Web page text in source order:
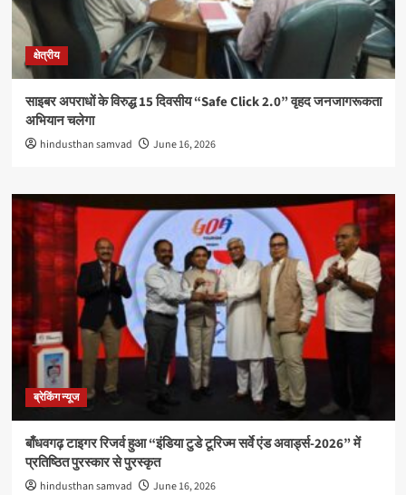
क्षेत्रीय
साइबर अपराधों के विरुद्ध 15 दिवसीय “Safe Click 2.0” वृहद जनजागरूकता
अभियान चलेगा
hindusthan samvad June 16, 2026
ब्रेकिंग न्यूज
बाँधवगढ़ टाइगर रिजर्व हुआ “इंडिया टुडे टूरिज्म सर्वे एंड अवार्ड्स-2026” में
प्रतिष्ठित पुरस्कार से पुरस्कृत
hindusthan samvad June 16, 2026